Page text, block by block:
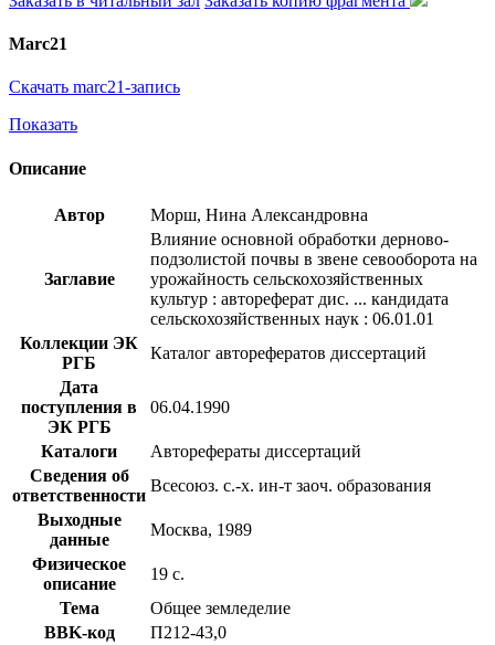
Marc21
Скачать marc21-запись
Показать
Описание
Автор Морш, Нина Александровна
Заглавие
Влияние основной обработки дерново-
подзолистой почвы в звене севооборота на
урожайность сельскохозяйственных
культур : автореферат дис. ... кандидата
сельскохозяйственных наук : 06.01.01
Коллекции ЭК
РГБ
Каталог авторефератов диссертаций
Дата
поступления в
ЭК РГБ
06.04.1990
Каталоги
Авторефераты диссертаций
Сведения об
ответственности
Всесоюз. с.-х. ин-т заоч. образования
Выходные
данные
Москва, 1989
Физическое
описание
19 с.
Тема
Общее земледелие
BBK-код
П212-43,0